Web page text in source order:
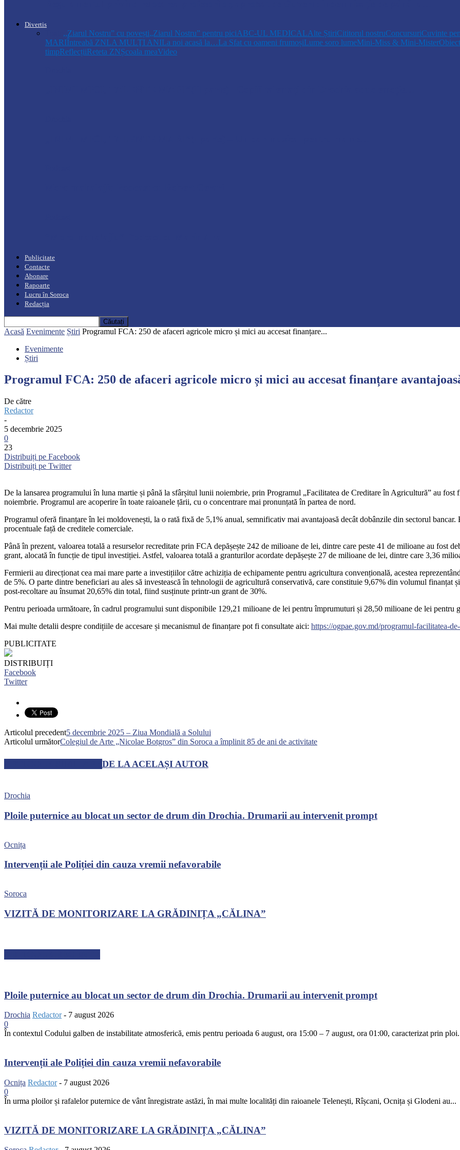
Divertis
,,Ziarul Nostru” cu povești„Ziarul Nostru” pentru piciABC-UL MEDICALAlte ȘtiriCititorul nostruConcursuriCuvinte
MARIÎntreabă ZNLA MULŢI ANILa noi acasă la…La Sfat cu oameni frumoșiLume soro lumeMini-Miss & Mini-Mister
timpReflecțiiReteta ZNȘcoala meaVideo
Publicitate
Contacte
Abonare
Rapoarte
Lucru în Soroca
Redacția
Acasă Evenimente Știri Programul FCA: 250 de afaceri agricole micro și mici au accesat finanțare...
Evenimente
Știri
Programul FCA: 250 de afaceri agricole micro și mici au accesat finanțare
De către
Redactor
-
5 decembrie 2025
0
23
Distribuiți pe Facebook
Distribuiți pe Twitter
De la lansarea programului în luna martie și până la sfârșitul lunii noiembrie, prin Programul „Facilitatea de Creditare în Agricultură” au
noiembrie. Programul are acoperire în toate raioanele țării, cu o concentrare mai pronunțată în partea de nord.
Programul oferă finanțare în lei moldovenești, la o rată fixă de 5,1% anual, semnificativ mai avantajoasă decât dobânzile din sectorul
procentuale față de creditele comerciale.
Până în prezent, valoarea totală a resurselor recreditate prin FCA depășește 242 de milioane de lei, dintre care peste 41 de milioane au fost
grant, alocată în funcție de tipul investiției. Astfel, valoarea totală a granturilor acordate depășește 27 de milioane de lei, dintre care 3,36
Fermierii au direcționat cea mai mare parte a investițiilor către achiziția de echipamente pentru agricultura convențională, acestea
de 5%. O parte dintre beneficiari au ales să investească în tehnologii de agricultură conservativă, care constituie 9,67% din volumul finanțat
post-recoltare au însumat 20,65% din total, fiind susținute printr-un grant de 30%.
Pentru perioada următoare, în cadrul programului sunt disponibile 129,21 milioane de lei pentru împrumuturi și 28,50 milioane de lei pentru
Mai multe detalii despre condițiile de accesare și mecanismul de finanțare pot fi consultate aici: https://ogpae.gov.md/programul-facilitatea-
PUBLICITATE
DISTRIBUIȚI
Facebook
Twitter
Articolul precedent5 decembrie 2025 – Ziua Mondială a Solului
Articolul următorColegiul de Arte „Nicolae Botgros” din Soroca a împlinit 85 de ani de activitate
DE LA ACELAȘI AUTOR
Drochia
Ploile puternice au blocat un sector de drum din Drochia. Drumarii au intervenit prompt
Ocnița
Intervenții ale Poliției din cauza vremii nefavorabile
Soroca
VIZITĂ DE MONITORIZARE LA GRĂDINIȚA „CĂLINA”
Ploile puternice au blocat un sector de drum din Drochia. Drumarii au intervenit prompt
Drochia Redactor - 7 august 2026
0
În contextul Codului galben de instabilitate atmosferică, emis pentru perioada 6 august, ora 15:00 – 7 august, ora 01:00, caracterizat prin
Intervenții ale Poliției din cauza vremii nefavorabile
Ocnița Redactor - 7 august 2026
0
În urma ploilor și rafalelor puternice de vânt înregistrate astăzi, în mai multe localități din raioanele Telenești, Rîșcani, Ocnița și Glodeni au...
VIZITĂ DE MONITORIZARE LA GRĂDINIȚA „CĂLINA”